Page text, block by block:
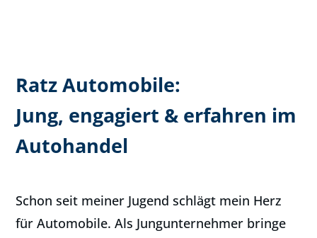
Ratz Automobile:
Jung, engagiert & erfahren im
Autohandel
Schon seit meiner Jugend schlägt mein Herz
für Automobile. Als Jungunternehmer bringe